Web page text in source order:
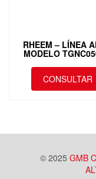
RHEEM – LÍNEA
MODELO
CONSULTAR
© 2025 GMB